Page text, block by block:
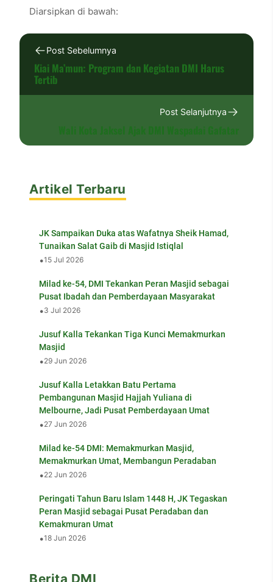
Diarsipkan di bawah:
Post Sebelumnya
Kiai Ma’mun: Program dan Kegiatan DMI Harus
Tertib
Post Selanjutnya
Artikel Terbaru
JK Sampaikan Duka atas Wafatnya Sheik Hamad,
Tunaikan Salat Gaib di Masjid Istiqlal
•15 Jul 2026
Milad ke-54, DMI Tekankan Peran Masjid sebagai
Pusat Ibadah dan Pemberdayaan Masyarakat
•3 Jul 2026
Jusuf Kalla Tekankan Tiga Kunci Memakmurkan
Masjid
•29 Jun 2026
Jusuf Kalla Letakkan Batu Pertama
Pembangunan Masjid Hajjah Yuliana di
Melbourne, Jadi Pusat Pemberdayaan Umat
•27 Jun 2026
Milad ke-54 DMI: Memakmurkan Masjid,
Memakmurkan Umat, Membangun Peradaban
•22 Jun 2026
Peringati Tahun Baru Islam 1448 H, JK Tegaskan
Peran Masjid sebagai Pusat Peradaban dan
Kemakmuran Umat
•18 Jun 2026
Berita DMI